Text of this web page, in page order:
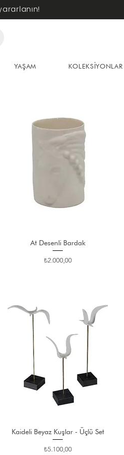
At Desenli Bardak
Fiyat
₺2.000,00
Kaideli Beyaz Kuşlar - Üçlü Set
Fiyat
₺5.100,00
YAŞAM KOLEKSİYONLAR